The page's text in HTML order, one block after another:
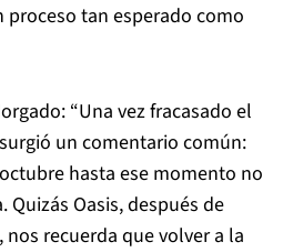
tan esperado como
“Una vez fracasado el
un comentario común:
hasta ese momento no
Quizás Oasis, después de
recuerda que volver a la